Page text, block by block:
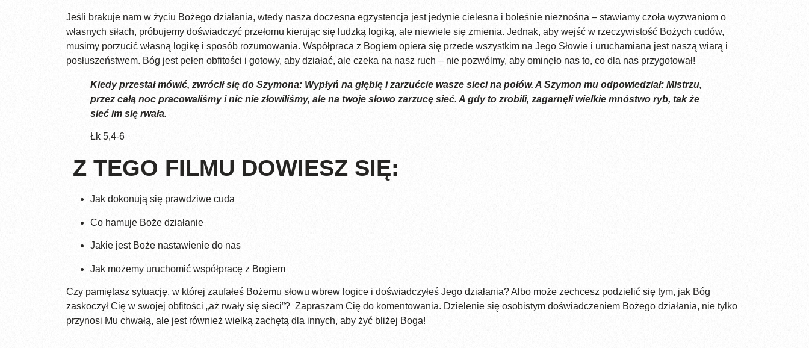
Jeśli brakuje nam w życiu Bożego działania, wtedy nasza doczesna egzystencja jest jedynie cielesna i boleśnie nieznośna – stawiamy czoła wyzwaniom o
własnych siłach, próbujemy doświadczyć przełomu kierując się ludzką logiką, ale niewiele się zmienia. Jednak, aby wejść w rzeczywistość Bożych cudów,
musimy porzucić własną logikę i sposób rozumowania. Współpraca z Bogiem opiera się przede wszystkim na Jego Słowie i uruchamiana jest naszą wiarą i
posłuszeństwem. Bóg jest pełen obfitości i gotowy, aby działać, ale czeka na nasz ruch – nie pozwólmy, aby ominęło nas to, co dla nas przygotował!
Kiedy przestał mówić, zwrócił się do Szymona: Wypłyń na głębię i zarzućcie wasze sieci na połów. A Szymon mu odpowiedział: Mistrzu,
przez całą noc pracowaliśmy i nic nie złowiliśmy, ale na twoje słowo zarzucę sieć. A gdy to zrobili, zagarnęli wielkie mnóstwo ryb, tak że
sieć im się rwała.
Łk 5,4-6
Z TEGO FILMU DOWIESZ SIĘ:
Jak dokonują się prawdziwe cuda
Co hamuje Boże działanie
Jakie jest Boże nastawienie do nas
Jak możemy uruchomić współpracę z Bogiem
Czy pamiętasz sytuację, w której zaufałeś Bożemu słowu wbrew logice i doświadczyłeś Jego działania? Albo może zechcesz podzielić się tym, jak Bóg
zaskoczył Cię w swojej obfitości „aż rwały się sieci”? Zapraszam Cię do komentowania. Dzielenie się osobistym doświadczeniem Bożego działania, nie tylko
przynosi Mu chwałą, ale jest również wielką zachętą dla innych, aby żyć bliżej Boga!